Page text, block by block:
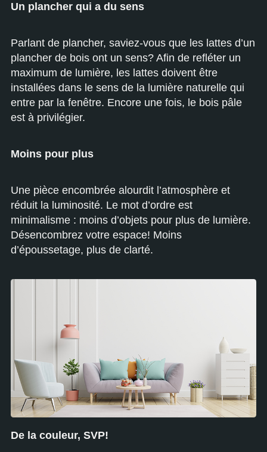
Un plancher qui a du sens
Parlant de plancher, saviez-vous que les lattes d’un
plancher de bois ont un sens? Afin de refléter un
maximum de lumière, les lattes doivent être
installées dans le sens de la lumière naturelle qui
entre par la fenêtre. Encore une fois, le bois pâle
est à privilégier.
Moins pour plus
Une pièce encombrée alourdit l’atmosphère et
réduit la luminosité. Le mot d’ordre est
minimalisme : moins d’objets pour plus de lumière.
Désencombrez votre espace! Moins
d’époussetage, plus de clarté.
De la couleur, SVP!